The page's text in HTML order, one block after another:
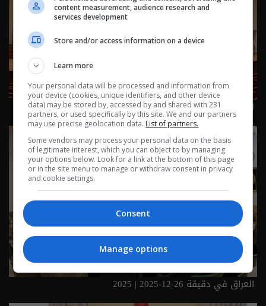
العراق في دقيقة 27-12-2025 | 2025
العراق في دقيقة 26-12-2025 | 2025
content measurement, audience research and
services development
Store and/or access information on a device
Learn more
Your personal data will be processed and information from
your device (cookies, unique identifiers, and other device
data) may be stored by, accessed by and shared with 231
partners, or used specifically by this site. We and our partners
may use precise geolocation data. List of partners.
Some vendors may process your personal data on the basis
of legitimate interest, which you can object to by managing
your options below. Look for a link at the bottom of this page
or in the site menu to manage or withdraw consent in privacy
and cookie settings.
Consent
Manage options